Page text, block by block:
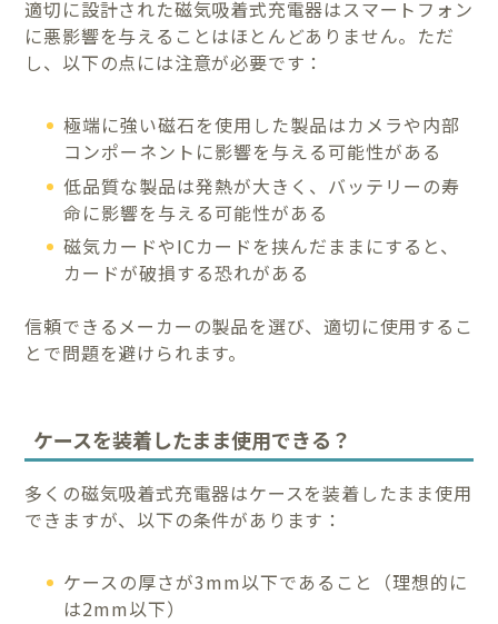
適切に設計された磁気吸着式充電器はスマートフォン
に悪影響を与えることはほとんどありません。ただ
し、以下の点には注意が必要です：
極端に強い磁石を使用した製品はカメラや内部
コンポーネントに影響を与える可能性がある
低品質な製品は発熱が大きく、バッテリーの寿
命に影響を与える可能性がある
磁気カードやICカードを挟んだままにすると、
カードが破損する恐れがある
信頼できるメーカーの製品を選び、適切に使用するこ
とで問題を避けられます。
ケースを装着したまま使用できる？
多くの磁気吸着式充電器はケースを装着したまま使用
できますが、以下の条件があります：
ケースの厚さが3mm以下であること（理想的に
は2mm以下）